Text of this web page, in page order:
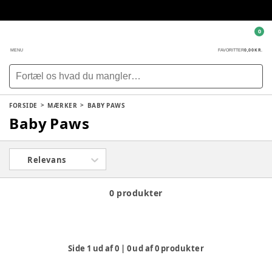
MENU FAVORITTER0,00 KR.
0
FORSIDE MÆRKER BABY PAWS
Baby Paws
Relevans
0 produkter
Side 1 ud af0 0ud af0 produkter